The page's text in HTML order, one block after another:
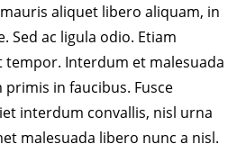
aliquet libero aliquam, in
Sed ac ligula odio. Etiam
tempor. Interdum et malesuada
in faucibus. Fusce
interdum convallis, nisl urna
malesuada libero nunc a nisl.